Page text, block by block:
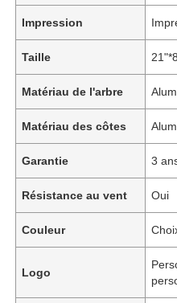
Impression
Taille
Matériau de l'arbre
Matériau des côtes
Garantie 3
Résistance au vent Oui
Couleur
Logo